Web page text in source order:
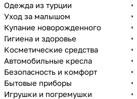
Одежда из турции
Уход за малышом
Купание новорожденного
Гигиена и здоровье
Косметические средства
Автомобильные кресла
Безопасность и комфорт
Бытовые приборы
Игрушки и погремушки